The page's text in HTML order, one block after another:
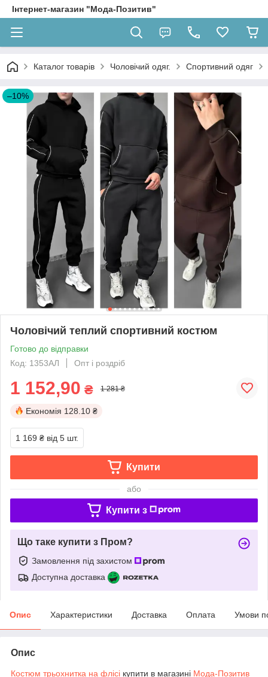
Інтернет-магазин "Мода-Позитив"
Каталог товарів Чоловічий одяг. Спортивний одяг
–10%
Чоловічий теплий спортивний костюм
Готово до відправки
Код: 1353АЛ
Опт і роздріб
1 152,90 ₴ 1 281 ₴
Економія 128.10 ₴
1 169 ₴ від 5 шт.
Купити
або
Купити з
Що таке купити з Пром?
Замовлення під захистом
Доступна доставка
Опис Характеристики Доставка Оплата Умови
Опис
Костюм трьохнитка на флісі купити в магазині Мода-Позитив